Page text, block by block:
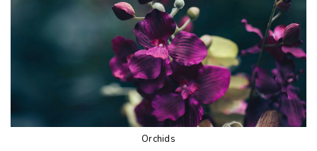
Orchids